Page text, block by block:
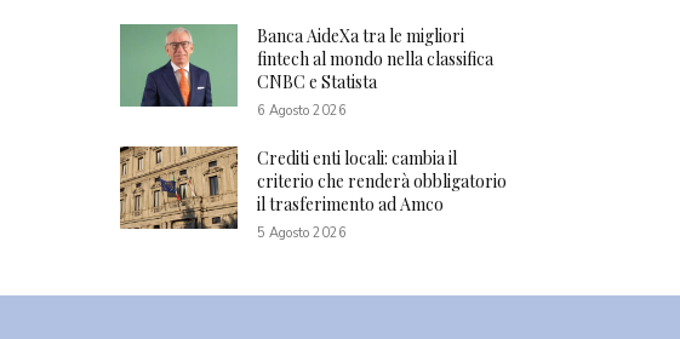
Banca AideXa tra le migliori
fintech al mondo nella classifica
CNBC e Statista
6 Agosto 2026
Crediti enti locali: cambia il
criterio che renderà obbligatorio
il trasferimento ad Amco
5 Agosto 2026